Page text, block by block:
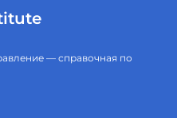
— справочная по